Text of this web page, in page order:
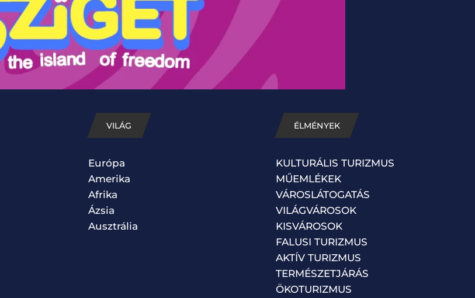
VILÁG
Európa
Amerika
Afrika
Ázsia
Ausztrália
ÉLMÉNYEK
KULTURÁLIS TURIZMUS
MŰEMLÉKEK
VÁROSLÁTOGATÁS
VILÁGVÁROSOK
KISVÁROSOK
FALUSI TURIZMUS
AKTÍV TURIZMUS
TERMÉSZETJÁRÁS
ÖKOTURIZMUS